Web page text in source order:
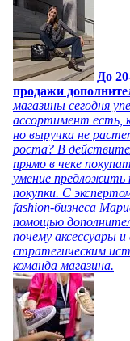
До
продажи
магазины сегодня
ассортимент есть,
но выручка не
роста? В
прямо в чеке
умение предложить
покупки. С
fashion-бизнеса
помощью
почему аксессуары
стратегическим
команда магазина.